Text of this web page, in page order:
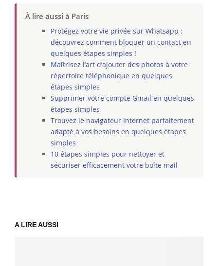
À lire aussi à Paris
Protégez votre vie privée sur Whatsapp :
découvrez comment bloquer un contact en
quelques étapes simples !
Maîtrisez l’art d’ajouter des photos à votre
répertoire téléphonique en quelques
étapes simples
Supprimer votre compte Gmail en quelques
étapes simples
Trouvez le navigateur Internet parfaitement
adapté à vos besoins en quelques étapes
simples
10 étapes simples pour nettoyer et
sécuriser efficacement votre boîte mail
A LIRE AUSSI